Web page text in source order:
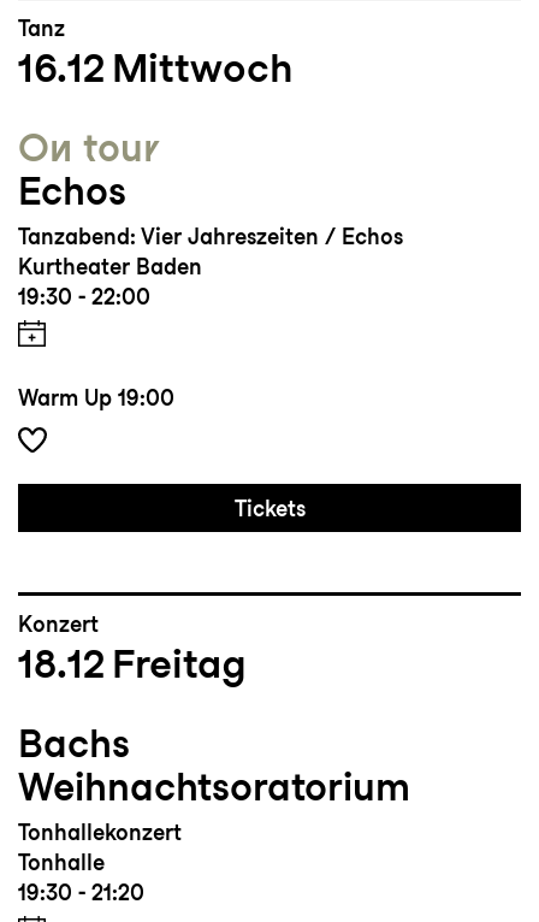
Tanz
16.12 Mittwoch
On tour
Echos
Tanzabend: Vier Jahreszeiten / Echos
Kurtheater Baden
19:30 - 22:00
Warm Up 19:00
Tickets
Konzert
18.12 Freitag
Bachs
Weihnachtsoratorium
Tonhallekonzert
Tonhalle
19:30 - 21:20